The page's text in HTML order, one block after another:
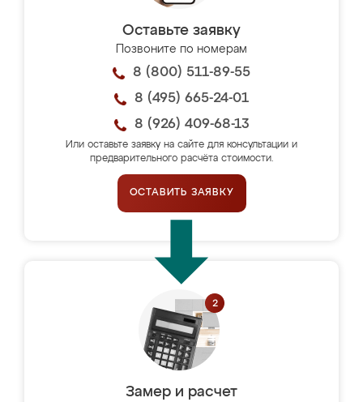
Оставьте заявку
Позвоните по номерам
8 (800) 511-89-55
8 (495) 665-24-01
8 (926) 409-68-13
Или оставьте заявку на сайте для консультации и
предварительного расчёта стоимости.
ОСТАВИТЬ ЗАЯВКУ
Замер и расчет